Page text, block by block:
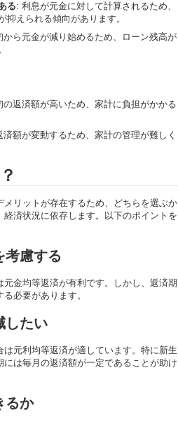
る: 利息が元金に対して計算されるため、
抑えられる傾向があります。
から元金が減り始めるため、ローン残高が
の返済額が高いため、家計に負担がかかる
済額が変動するため、家計の管理が難しく
リットが存在するため、どちらを選ぶか
済状況に依存します。以下のポイントを
考慮する
金均等返済が有利です。しかし、返済期
必要があります。
したい
元利均等返済が適しています。特に新生
は毎月の返済額が一定であることが助け
るか